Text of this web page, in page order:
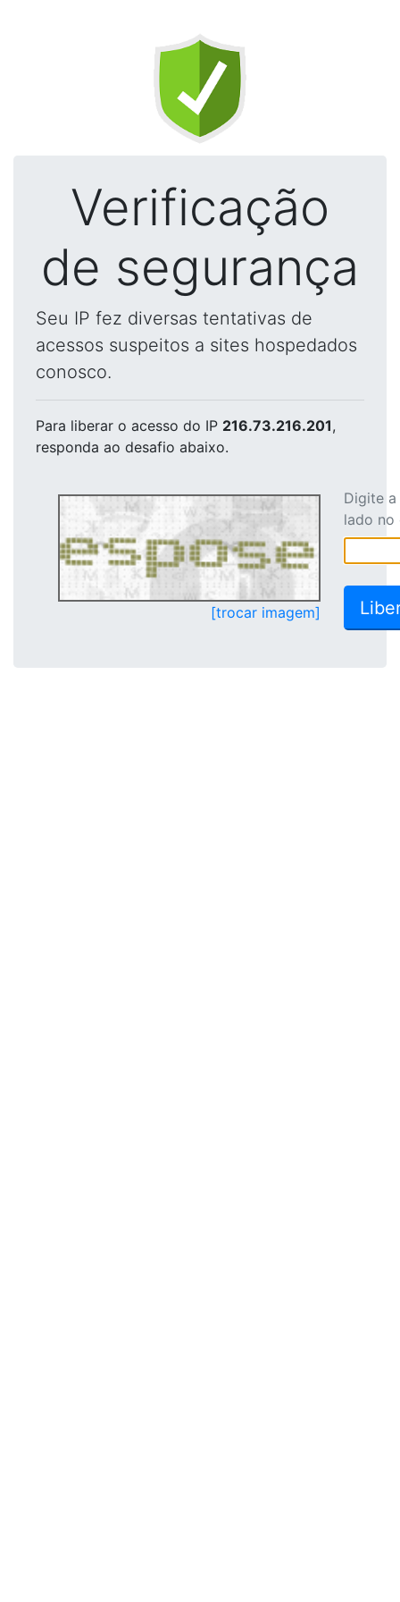
Verificação
de segurança
Seu IP fez diversas tentativas de
acessos suspeitos a sites hospedados
conosco.
Para liberar o acesso do IP 216.73.216.201,
responda ao desafio abaixo.
[trocar imagem]
Digite
lado no